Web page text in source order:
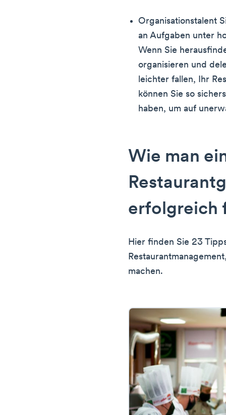
Organisationstalent
an Aufgaben unter
Wenn Sie
organisieren und
leichter fallen, Ihr
können Sie so
haben, um auf
Wie man
erfolgreich
Hier finden Sie 23
machen.